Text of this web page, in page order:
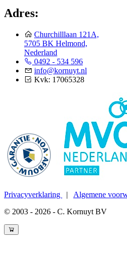
Adres:
Churchilllaan 121A,
5705 BK Helmond,
Nederland
0492 - 534 596
info@kornuyt.nl
Kvk: 17065328
Privacyverklaring | Algemene
© 2003 - 2026 - C. Kornuyt BV